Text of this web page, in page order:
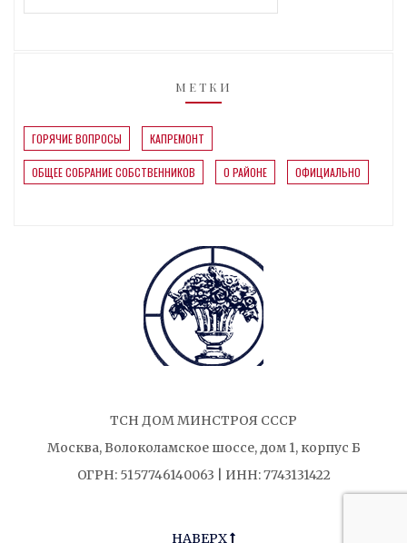
МЕТКИ
ГОРЯЧИЕ ВОПРОСЫ КАПРЕМОНТ
ОБЩЕЕ СОБРАНИЕ СОБСТВЕННИКОВ О РАЙОНЕ ОФИЦИАЛЬНО
ТСН ДОМ МИНСТРОЯ СССР
Москва, Волоколамское шоссе, дом 1, корпус Б
ОГРН: 5157746140063 | ИНН: 7743131422
НАВЕРХ